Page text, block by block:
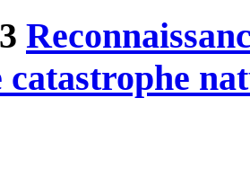
catastrophe